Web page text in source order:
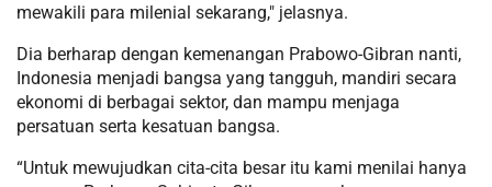
mewakili para milenial sekarang," jelasnya.
Dia berharap dengan kemenangan Prabowo-Gibran nanti,
Indonesia menjadi bangsa yang tangguh, mandiri secara
ekonomi di berbagai sektor, dan mampu menjaga
persatuan serta kesatuan bangsa.
“Untuk mewujudkan cita-cita besar itu kami menilai hanya